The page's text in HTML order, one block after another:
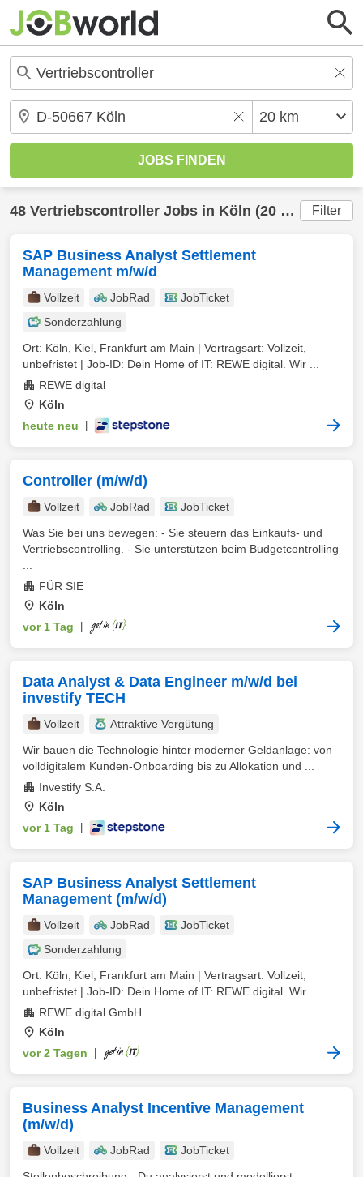
48 Vertriebscontroller Jobs in Köln (20 km) gefunden Filter
SAP Business Analyst Settlement
Management m/w/d
Vollzeit JobRad
JobTicket
Sonderzahlung
Ort: Köln, Kiel, Frankfurt am Main | Vertragsart: Vollzeit,
unbefristet | Job-ID: Dein Home of IT: REWE digital. Wir ...
REWE digital
Köln
heute neu
Controller (m/w/d)
Vollzeit JobRad
JobTicket
Was Sie bei uns bewegen: - Sie steuern das Einkaufs- und
Vertriebscontrolling. - Sie unterstützen beim Budgetcontrolling
FÜR SIE
Köln
vor 1 Tag
Data Analyst & Data Engineer m/w/d bei
investify TECH
Vollzeit
Attraktive Vergütung
Wir bauen die Technologie hinter moderner Geldanlage: von
volldigitalem Kunden-Onboarding bis zu Allokation und ...
Investify S.A.
Köln
vor 1 Tag
SAP Business Analyst Settlement
Management (m/w/d)
Vollzeit JobRad
JobTicket
Sonderzahlung
Ort: Köln, Kiel, Frankfurt am Main | Vertragsart: Vollzeit,
unbefristet | Job-ID: Dein Home of IT: REWE digital. Wir ...
REWE digital GmbH
Köln
vor 2 Tagen
Business Analyst Incentive Management
(m/w/d)
Vollzeit JobRad
JobTicket